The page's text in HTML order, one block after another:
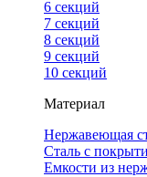
6 секций
7 секций
8 секций
9 секций
10 секций
Материал
Нержавеющая
Сталь с
Емкости из